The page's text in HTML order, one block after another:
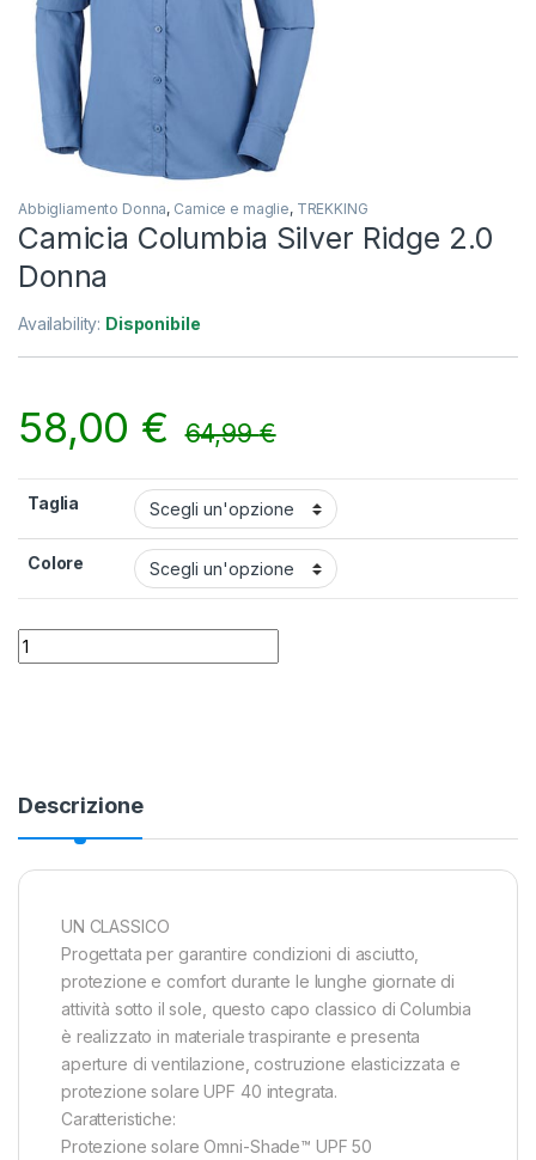
Abbigliamento Donna, Camice e maglie, TREKKING
Camicia Columbia Silver Ridge 2.0
Donna
Availability: Disponibile
58,00 € 64,99€
Taglia
Colore
Camicia Columbia Silver Ridge 2.0 Donna quantity
Descrizione
UN CLASSICO
Progettata per garantire condizioni di asciutto,
protezione e comfort durante le lunghe giornate di
attività sotto il sole, questo capo classico di Columbia
è realizzato in materiale traspirante e presenta
aperture di ventilazione, costruzione elasticizzata e
protezione solare UPF 40 integrata.
Caratteristiche:
Protezione solare Omni-Shade™ UPF 50